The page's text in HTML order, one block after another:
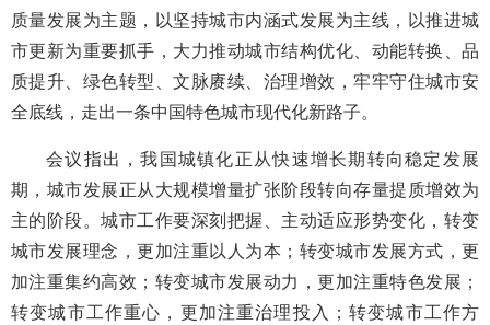
质量发展为主题，以坚持城市内涵式发展为主线，以推进城
市更新为重要抓手，大力推动城市结构优化、动能转换、品
质提升、绿色转型、文脉赓续、治理增效，牢牢守住城市安
全底线，走出一条中国特色城市现代化新路子。
会议指出，我国城镇化正从快速增长期转向稳定发展
期，城市发展正从大规模增量扩张阶段转向存量提质增效为
主的阶段。城市工作要深刻把握、主动适应形势变化，转变
城市发展理念，更加注重以人为本；转变城市发展方式，更
加注重集约高效；转变城市发展动力，更加注重特色发展；
转变城市工作重心，更加注重治理投入；转变城市工作方